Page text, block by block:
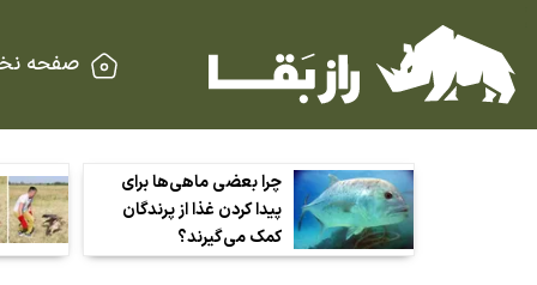
صفحه
چرا بعضی ماهی‌ها برای
پیدا کردن غذا از پرندگان
کمک می‌گیرند؟